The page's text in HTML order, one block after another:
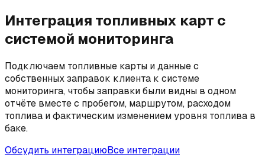
Интеграция топливных карт с
системой мониторинга
Подключаем топливные карты и данные с
собственных заправок клиента к системе
мониторинга, чтобы заправки были видны в одном
отчёте вместе с пробегом, маршрутом, расходом
топлива и фактическим изменением уровня топлива в
баке.
Обсудить интеграциюВсе интеграции